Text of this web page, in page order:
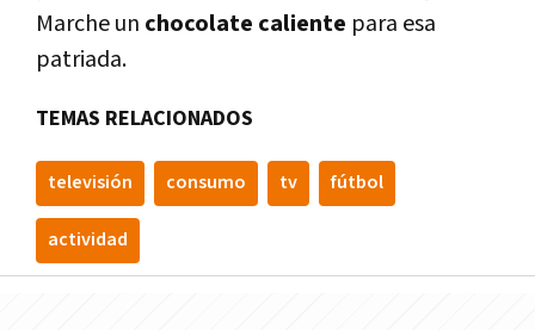
Marche un chocolate caliente para esa
patriada.
TEMAS RELACIONADOS
televisión consumo tv fútbol
actividad